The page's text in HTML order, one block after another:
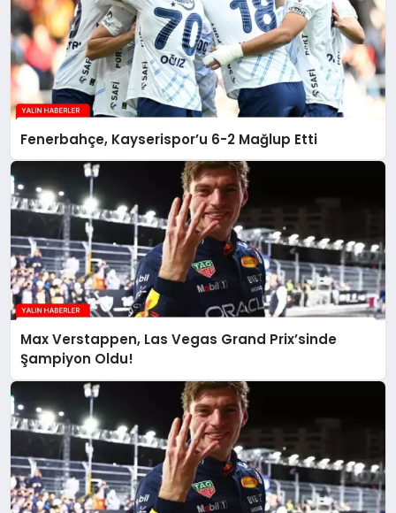
Fenerbahçe, Kayserispor’u 6-2 Mağlup Etti
Max Verstappen, Las Vegas Grand Prix’sinde
Şampiyon Oldu!